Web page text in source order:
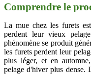
Comprendre le
La mue chez les furets
perdent leur vieux
phénomène se produit
les furets perdent leur
plus léger, et en
pelage d'hiver plus dense.